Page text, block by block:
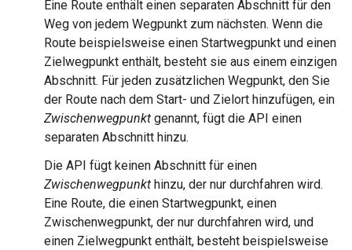
Eine Route enthält einen separaten Abschnitt für den
Weg von jedem Wegpunkt zum nächsten. Wenn die
Route beispielsweise einen Startwegpunkt und einen
Zielwegpunkt enthält, besteht sie aus einem einzigen
Abschnitt. Für jeden zusätzlichen Wegpunkt, den Sie
der Route nach dem Start- und Zielort hinzufügen, ein
Zwischenwegpunkt genannt, fügt die API einen
separaten Abschnitt hinzu.
Die API fügt keinen Abschnitt für einen
Zwischenwegpunkt hinzu, der nur durchfahren wird.
Eine Route, die einen Startwegpunkt, einen
Zwischenwegpunkt, der nur durchfahren wird, und
einen Zielwegpunkt enthält, besteht beispielsweise